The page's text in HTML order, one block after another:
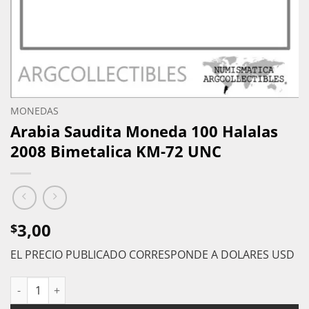
MONEDAS
Arabia Saudita Moneda 100 Halalas
2008 Bimetalica KM-72 UNC
$3,00
EL PRECIO PUBLICADO CORRESPONDE A DOLARES USD